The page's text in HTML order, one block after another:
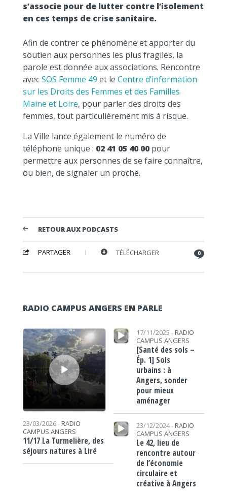
s’associe pour de lutter contre l’isolement
en ces temps de crise sanitaire.
Afin de contrer ce phénomène et apporter du
soutien aux personnes les plus fragiles, la
parole est donnée aux associations. Rencontre
avecSOS Femme 49 et le Centre d’information
sur les Droits des Femmes et des Familles
Maine et Loire, pour parler des droits des
femmes, tout particulièrement mis à risque.
La Ville lance également le numéro de
téléphone unique : 02 41 05 40 00 pour
permettre aux personnes de se faire connaître,
ou bien, de signaler un proche.
RETOUR AUX PODCASTS
PARTAGER TÉLÉCHARGER 0
RADIO CAMPUS ANGERS EN PARLE
Lecteur audio
23/03/2026 - RADIO
CAMPUS ANGERS
11/17 La Turmelière, des
séjours natures à Liré
Lecteur audio 17/11/2025 - RADIO
CAMPUS ANGERS
[Santé des sols –
Ép. 1] Sols
urbains : à
Angers, sonder
pour mieux
aménager
Lecteur audio
23/12/2024 - RADIO
CAMPUS ANGERS
Le 42, lieu de
rencontre autour
de l’économie
circulaire et
créative à Angers